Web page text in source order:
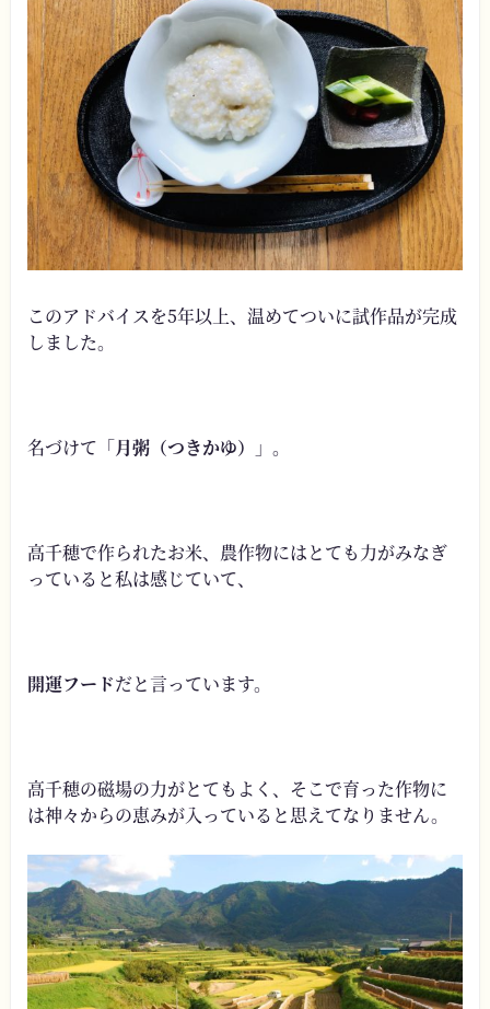
このアドバイスを5年以上、温めてついに試作品が完成
しました。
名づけて「月粥（つきかゆ） 」。
高千穂で作られたお米、農作物にはとても力がみなぎ
っていると私は感じていて、
開運フードだと言っています。
高千穂の磁場の力がとてもよく、そこで育った作物に
は神々からの恵みが入っていると思えてなりません。